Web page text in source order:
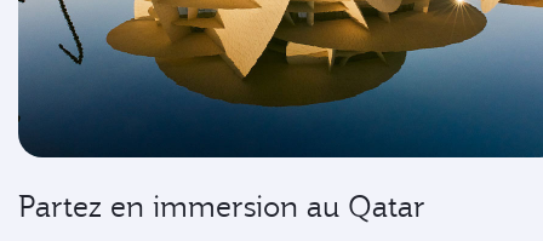
Partez en immersion au Qatar